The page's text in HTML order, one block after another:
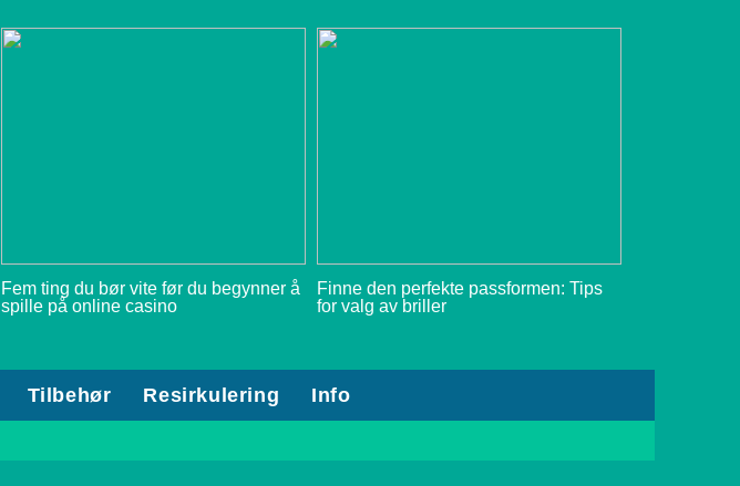
Fem ting du bør vite før du begynner å
spille på online casino
Finne den perfekte passformen: Tips
for valg av briller
Tilbehør Resirkulering Info